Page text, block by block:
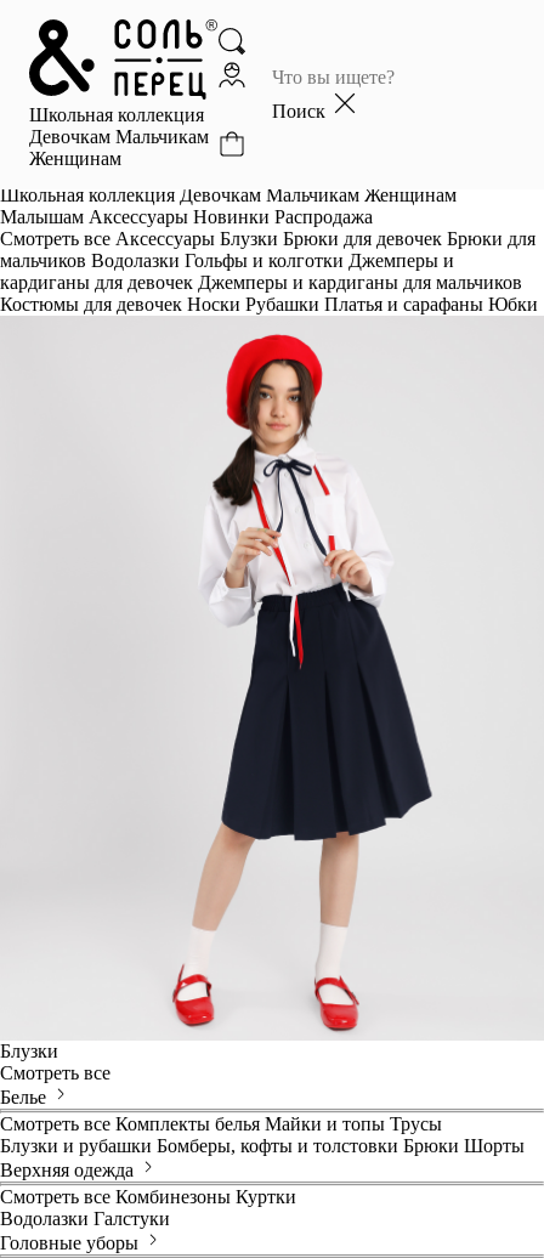
Школьная коллекция
Девочкам Мальчикам
Женщинам
Поиск
Главная
Каталог
Избранное
Школьная коллекция Девочкам Мальчикам Женщинам
Малышам Аксессуары Новинки Распродажа
Смотреть все Аксессуары Блузки Брюки для девочек Брюки для
мальчиков Водолазки Гольфы и колготки Джемперы и
кардиганы для девочек Джемперы и кардиганы для мальчиков
Костюмы для девочек Носки Рубашки Платья и сарафаны Юбки
Блузки
Смотреть все
Белье
Смотреть все Комплекты белья Майки и топы Трусы
Блузки и рубашки Бомберы, кофты и толстовки Брюки Шорты
Верхняя одежда
Смотреть все Комбинезоны Куртки
Водолазки Галстуки
Головные уборы